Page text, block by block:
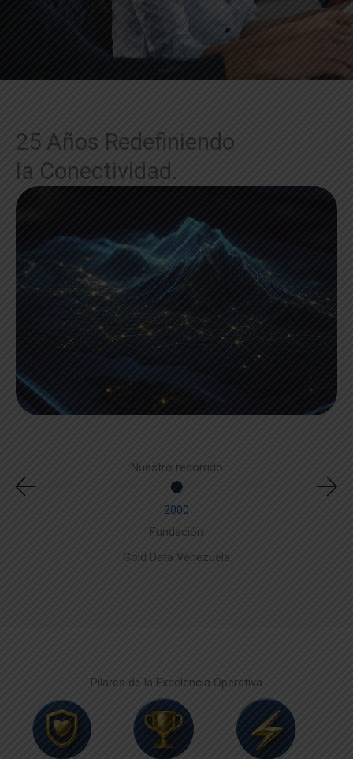
25 Años Redefiniendo
la Conectividad.
Nuestro recorrido
2000
Fundación
Gold Data Venezuela
Pilares de la Excelencia Operativa